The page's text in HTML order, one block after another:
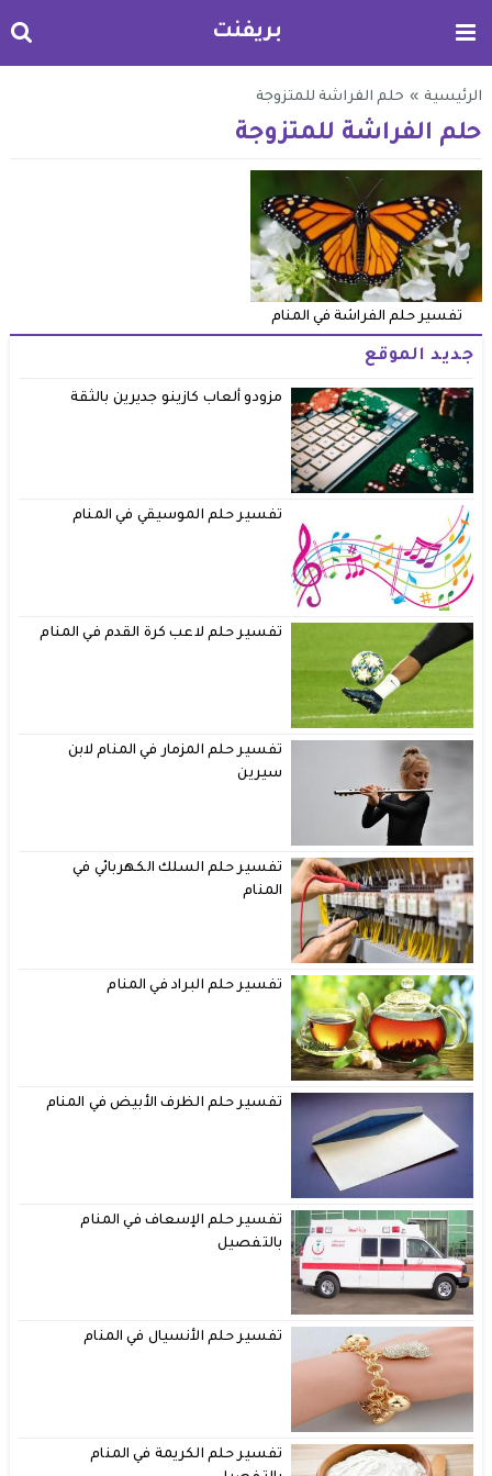
بريفنت
الرئيسية » حلم الفراشة للمتزوجة
حلم الفراشة للمتزوجة
تفسير حلم الفراشة في المنام
جديد الموقع
مزودو ألعاب كازينو جديرين بالثقة
تفسير حلم الموسيقي في المنام
تفسير حلم لاعب كرة القدم في المنام
تفسير حلم المزمار في المنام لابن
سيرين
تفسير حلم السلك الكهربائي في
المنام
تفسير حلم البراد في المنام
تفسير حلم الظرف الأبيض في المنام
تفسير حلم الإسعاف في المنام
بالتفصيل
تفسير حلم الأنسيال في المنام
تفسير حلم الكريمة في المنام